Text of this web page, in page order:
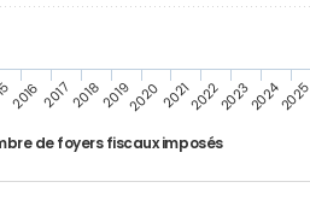
de foyers fiscaux imposés
2016 201720182019202020212022202320242025